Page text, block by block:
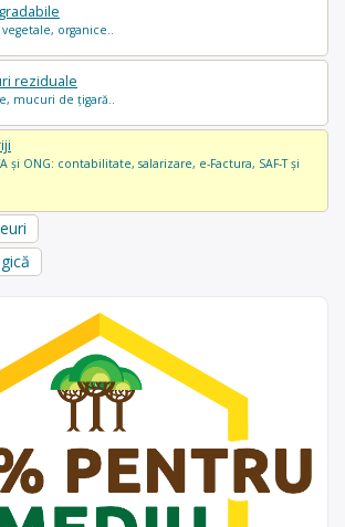
organice..
reziduale
mucuri de țigară..
și ONG: contabilitate, salarizare, e-Factura, SAF-T și